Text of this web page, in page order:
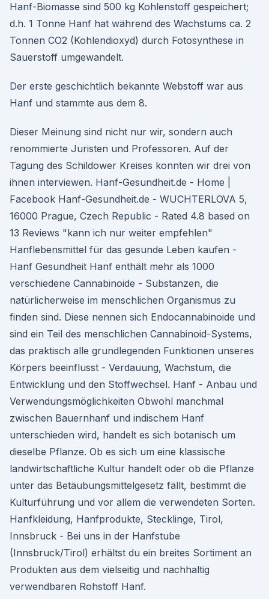
Hanf-Biomasse sind 500 kg Kohlenstoff gespeichert;
d.h. 1 Tonne Hanf hat während des Wachstums ca. 2
Tonnen CO2 (Kohlendioxyd) durch Fotosynthese in
Sauerstoff umgewandelt.
Der erste geschichtlich bekannte Webstoff war aus
Hanf und stammte aus dem 8.
Dieser Meinung sind nicht nur wir, sondern auch
renommierte Juristen und Professoren. Auf der
Tagung des Schildower Kreises konnten wir drei von
ihnen interviewen. Hanf-Gesundheit.de - Home |
Facebook Hanf-Gesundheit.de - WUCHTERLOVA 5,
16000 Prague, Czech Republic - Rated 4.8 based on
13 Reviews "kann ich nur weiter empfehlen"
Hanflebensmittel für das gesunde Leben kaufen -
Hanf Gesundheit Hanf enthält mehr als 1000
verschiedene Cannabinoide - Substanzen, die
natürlicherweise im menschlichen Organismus zu
finden sind. Diese nennen sich Endocannabinoide und
sind ein Teil des menschlichen Cannabinoid-Systems,
das praktisch alle grundlegenden Funktionen unseres
Körpers beeinflusst - Verdauung, Wachstum, die
Entwicklung und den Stoffwechsel. Hanf - Anbau und
Verwendungsmöglichkeiten Obwohl manchmal
zwischen Bauernhanf und indischem Hanf
unterschieden wird, handelt es sich botanisch um
dieselbe Pflanze. Ob es sich um eine klassische
landwirtschaftliche Kultur handelt oder ob die Pflanze
unter das Betäubungsmittelgesetz fällt, bestimmt die
Kulturführung und vor allem die verwendeten Sorten.
Hanfkleidung, Hanfprodukte, Stecklinge, Tirol,
Innsbruck - Bei uns in der Hanfstube
(Innsbruck/Tirol) erhältst du ein breites Sortiment an
Produkten aus dem vielseitig und nachhaltig
verwendbaren Rohstoff Hanf.